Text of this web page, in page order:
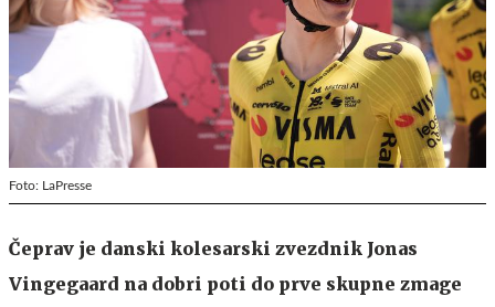
Foto: LaPresse
Čeprav je danski kolesarski zvezdnik Jonas
Vingegaard na dobri poti do prve skupne zmage